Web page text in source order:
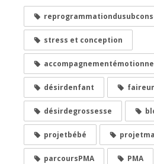
stress et conception
désirdenfant
désirdegrossesse
projetbébé
parcoursPMA PMA